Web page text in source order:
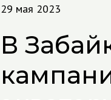
29 мая 2023
В